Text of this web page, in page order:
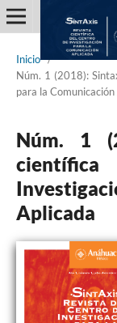
Inicio /
Núm. 1 (2018):
para la
Núm. 1
Aplicada